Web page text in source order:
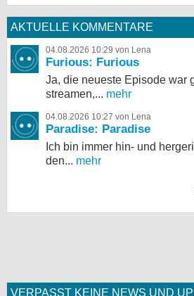
AKTUELLE KOMMENTARE
04.08.2026 10:29 von Lena
Furious: Furious
Ja, die neueste Episode war
streamen,... mehr
04.08.2026 10:27 von Lena
Paradise: Paradise
Ich bin immer hin- und
den... mehr
VERPASST KEINE NEWS UND